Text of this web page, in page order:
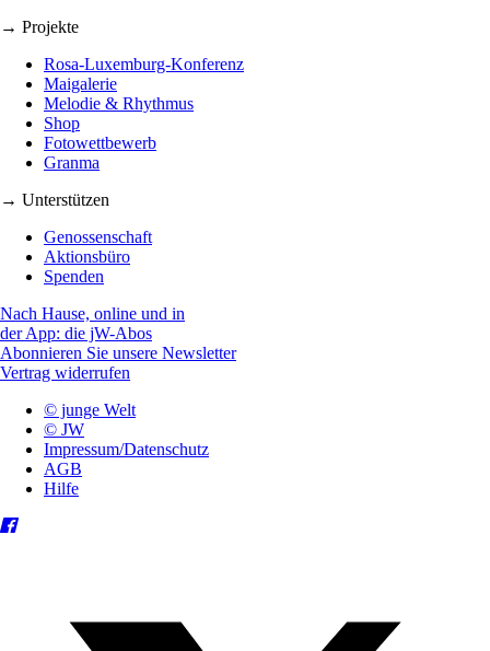
→ Projekte
Rosa-Luxemburg-Konferenz
Maigalerie
Melodie & Rhythmus
Shop
Fotowettbewerb
Granma
→ Unterstützen
Genossenschaft
Aktionsbüro
Spenden
Nach Hause, online und in
der App: die jW-Abos
Abonnieren Sie unsere Newsletter
Vertrag widerrufen
© junge Welt
© JW
Impressum/Datenschutz
AGB
Hilfe